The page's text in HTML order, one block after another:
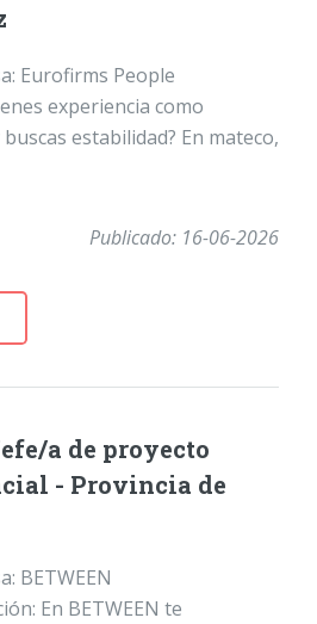
Eurofirms People
experiencia como
estabilidad? En mateco,
Publicado: 16-06-2026
a de proyecto
- Provincia de
BETWEEN
En BETWEEN te